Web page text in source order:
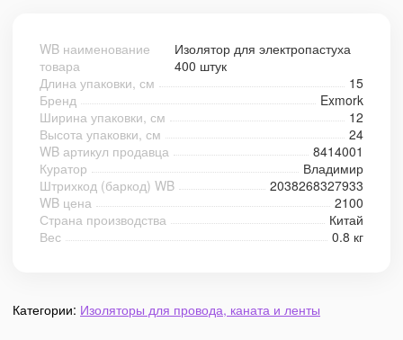
WB наименование
товара
Изолятор для электропастуха
400 штук
Длина упаковки, см
15
Бренд
Exmork
Ширина упаковки, см
12
Высота упаковки, см
24
WB артикул продавца
8414001
Куратор
Владимир
Штрихкод (баркод) WB
2038268327933
WB цена
2100
Страна производства
Китай
Вес
0.8 кг
Категории: Изоляторы для провода, каната и ленты